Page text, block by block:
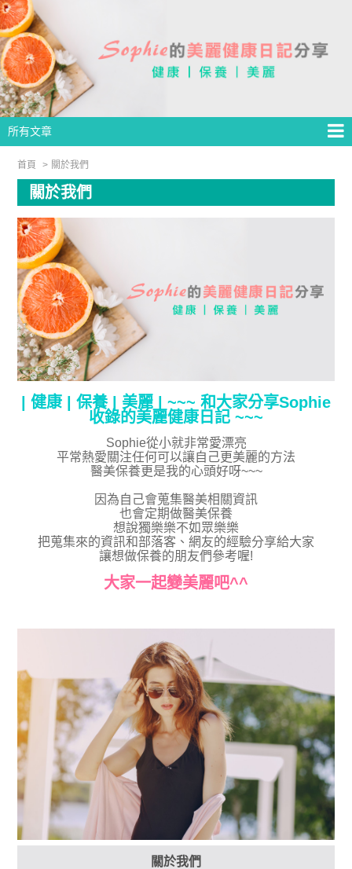
所有文章
首頁 關於我們
關於我們
| 健康 | 保養 | 美麗 | ~~~ 和大家分享Sophie
收錄的美麗健康日記 ~~~
Sophie從小就非常愛漂亮
平常熱愛關注任何可以讓自己更美麗的方法
醫美保養更是我的心頭好呀~~~
因為自己會蒐集醫美相關資訊
也會定期做醫美保養
想說獨樂樂不如眾樂樂
把蒐集來的資訊和部落客、網友的經驗分享給大家
讓想做保養的朋友們參考喔!
大家一起變美麗吧^^
關於我們